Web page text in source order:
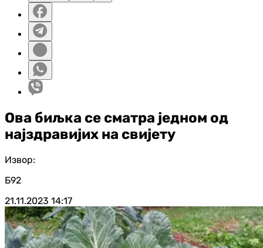
Ова биљка се сматра једном од
најздравијих на свијету
Извор:
Б92
21.11.2023 14:17